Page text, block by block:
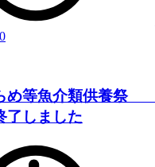
め等魚介類供養祭
ました